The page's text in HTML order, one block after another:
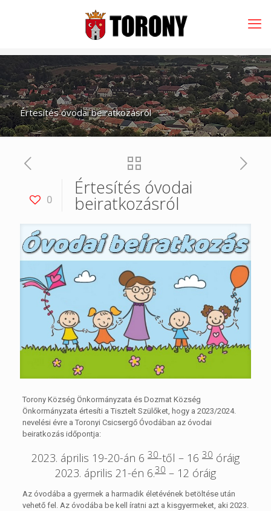
Értesítés óvodai beiratkozásról
0
Értesítés óvodai
beiratkozásról
Torony Község Önkormányzata és Dozmat Község
Önkormányzata értesíti a Tisztelt Szülőket, hogy a 2023/2024.
nevelési évre a Toronyi Csicsergő Óvodában az óvodai
beiratkozás időpontja:
2023. április 19-20-án 6 30-től – 16 30óráig
2023. április 21-én 6.30– 12 óráig
Az óvodába a gyermek a harmadik életévének betöltése után
vehető fel. Az óvodába be kell íratni azt a kisgyermeket, aki 2023.